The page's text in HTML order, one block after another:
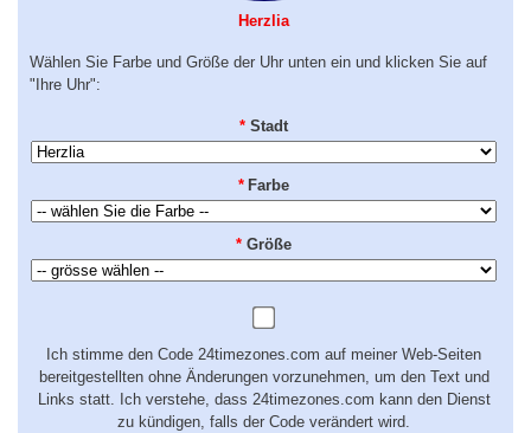
Herzlia
Wählen Sie Farbe und Größe der Uhr unten ein und klicken Sie auf
"Ihre Uhr":
* Stadt
* Farbe
* Größe
Ich stimme den Code 24timezones.com auf meiner Web-Seiten
bereitgestellten ohne Änderungen vorzunehmen, um den Text und
Links statt. Ich verstehe, dass 24timezones.com kann den Dienst
zu kündigen, falls der Code verändert wird.